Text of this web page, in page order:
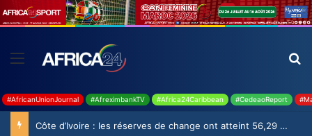
#AfricanUnionJournal #AfreximbankTV #Africa24Caribbean #CedeaoReport
Côte d’Ivoire : les réserves de change ont atteint 56,29 milliards USD en juillet